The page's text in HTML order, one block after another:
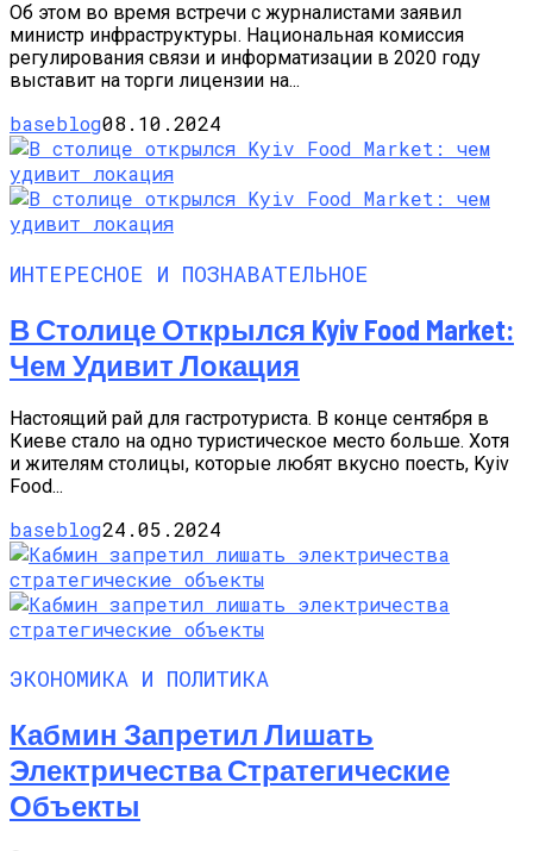
Об этом во время встречи с журналистами заявил
министр инфраструктуры. Национальная комиссия
регулирования связи и информатизации в 2020 году
выставит на торги лицензии на...
baseblog08.10.2024
ИНТЕРЕСНОЕ И ПОЗНАВАТЕЛЬНОЕ
В Столице Открылся Kyiv Food Market:
Чем Удивит Локация
Настоящий рай для гастротуриста. В конце сентября в
Киеве стало на одно туристическое место больше. Хотя
и жителям столицы, которые любят вкусно поесть, Kyiv
Food...
baseblog24.05.2024
ЭКОНОМИКА И ПОЛИТИКА
Кабмин Запретил Лишать
Электричества Стратегические
Объекты